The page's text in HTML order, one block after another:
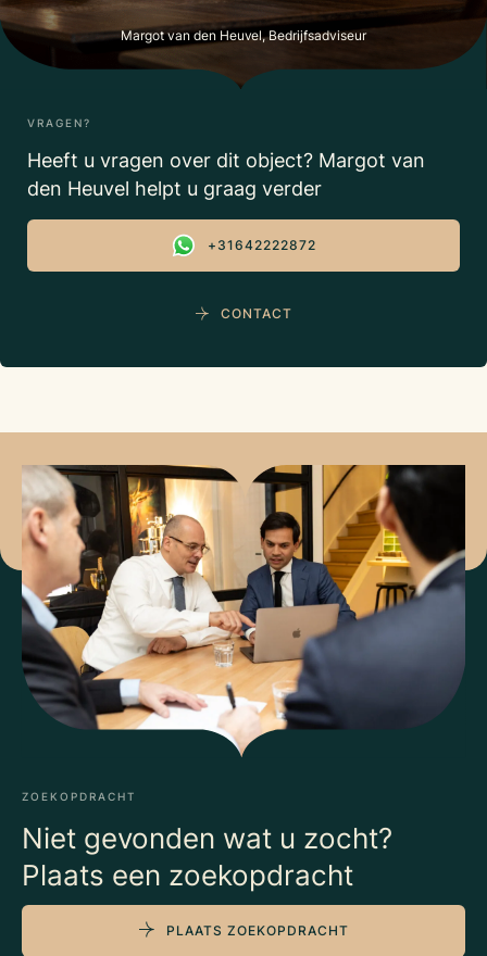
Margot van den Heuvel, Bedrijfsadviseur
VRAGEN?
Heeft u vragen over dit object? Margot van
den Heuvel helpt u graag verder
+31642222872
CONTACT
ZOEKOPDRACHT
Niet gevonden wat u zocht?
Plaats een zoekopdracht
PLAATS ZOEKOPDRACHT